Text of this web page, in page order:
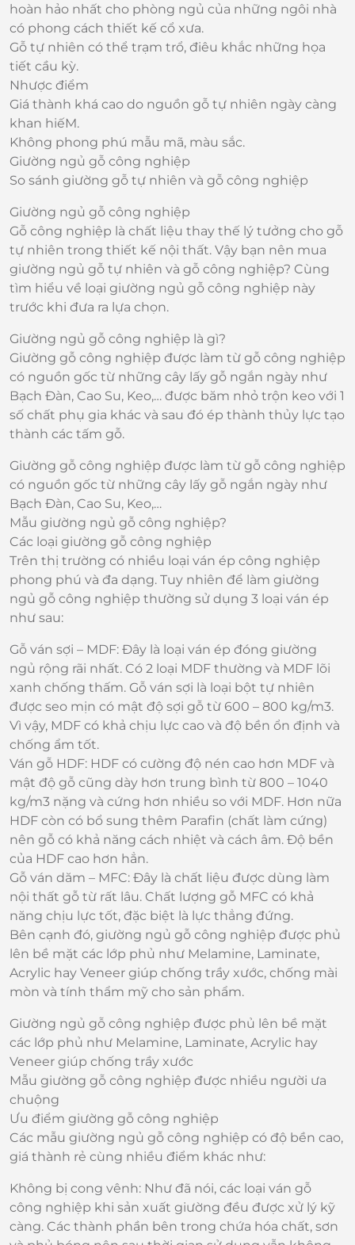
hoàn hảo nhất cho phòng ngủ của những ngôi nhà
có phong cách thiết kế cổ xưa.
Gỗ tự nhiên có thể trạm trổ, điêu khắc những họa
tiết cầu kỳ.
Nhược điểm
Giá thành khá cao do nguồn gỗ tự nhiên ngày càng
khan hiếM.
Không phong phú mẫu mã, màu sắc.
Giường ngủ gỗ công nghiệp
So sánh giường gỗ tự nhiên và gỗ công nghiệp
Giường ngủ gỗ công nghiệp
Gỗ công nghiệp là chất liệu thay thế lý tưởng cho gỗ
tự nhiên trong thiết kế nội thất. Vậy bạn nên mua
giường ngủ gỗ tự nhiên và gỗ công nghiệp? Cùng
tìm hiểu về loại giường ngủ gỗ công nghiệp này
trước khi đưa ra lựa chọn.
Giường ngủ gỗ công nghiệp là gì?
Giường gỗ công nghiệp được làm từ gỗ công nghiệp
có nguồn gốc từ những cây lấy gỗ ngắn ngày như
Bạch Đàn, Cao Su, Keo,… được băm nhỏ trộn keo với 1
số chất phụ gia khác và sau đó ép thành thủy lực tạo
thành các tấm gỗ.
Giường gỗ công nghiệp được làm từ gỗ công nghiệp
có nguồn gốc từ những cây lấy gỗ ngắn ngày như
Bạch Đàn, Cao Su, Keo,…
Mẫu giường ngủ gỗ công nghiệp?
Các loại giường gỗ công nghiệp
Trên thị trường có nhiều loại ván ép công nghiệp
phong phú và đa dạng. Tuy nhiên để làm giường
ngủ gỗ công nghiệp thường sử dụng 3 loại ván ép
như sau:
Gỗ ván sợi – MDF: Đây là loại ván ép đóng giường
ngủ rộng rãi nhất. Có 2 loại MDF thường và MDF lõi
xanh chống thấm. Gỗ ván sợi là loại bột tự nhiên
được seo mịn có mật độ sợi gỗ từ 600 – 800 kg/m3.
Vì vậy, MDF có khả chịu lực cao và độ bền ổn định và
chống ẩm tốt.
Ván gỗ HDF: HDF có cường độ nén cao hơn MDF và
mật độ gỗ cũng dày hơn trung bình từ 800 – 1040
kg/m3 nặng và cứng hơn nhiều so với MDF. Hơn nữa
HDF còn có bổ sung thêm Parafin (chất làm cứng)
nên gỗ có khả năng cách nhiệt và cách âm. Độ bền
của HDF cao hơn hẳn.
Gỗ ván dăm – MFC: Đây là chất liệu được dùng làm
nội thất gỗ từ rất lâu. Chất lượng gỗ MFC có khả
năng chịu lực tốt, đặc biệt là lực thẳng đứng.
Bên cạnh đó, giường ngủ gỗ công nghiệp được phủ
lên bề mặt các lớp phủ như Melamine, Laminate,
Acrylic hay Veneer giúp chống trầy xước, chống mài
mòn và tính thẩm mỹ cho sản phẩm.
Giường ngủ gỗ công nghiệp được phủ lên bề mặt
các lớp phủ như Melamine, Laminate, Acrylic hay
Veneer giúp chống trầy xước
Mẫu giường gỗ công nghiệp được nhiều người ưa
chuộng
Ưu điểm giường gỗ công nghiệp
Các mẫu giường ngủ gỗ công nghiệp có độ bền cao,
giá thành rẻ cùng nhiều điểm khác như:
Không bị cong vênh: Như đã nói, các loại ván gỗ
công nghiệp khi sản xuất giường đều được xử lý kỹ
càng. Các thành phần bên trong chứa hóa chất, sơn